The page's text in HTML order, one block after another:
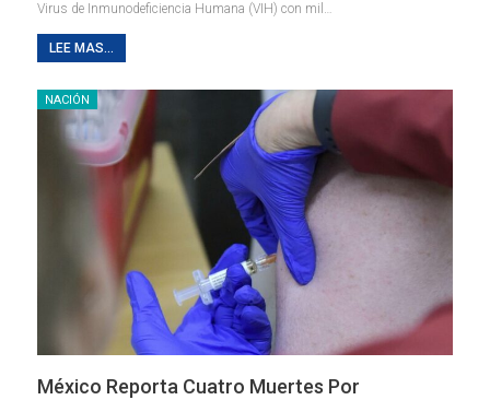
Virus de Inmunodeficiencia Humana (VIH) con mil …
LEE MAS...
NACIÓN
México Reporta Cuatro Muertes Por